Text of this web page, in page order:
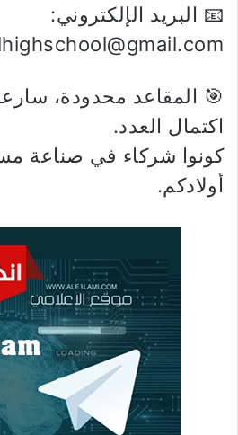
📧 البريد الإلكتروني:
🎯 المقاعد محدودة،
اكتمال العدد.
كونوا شركاء في صناعة
أولادكم.